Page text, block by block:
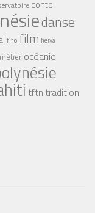
conte
danse
fifo film heiva
métier océanie
tftn tradition